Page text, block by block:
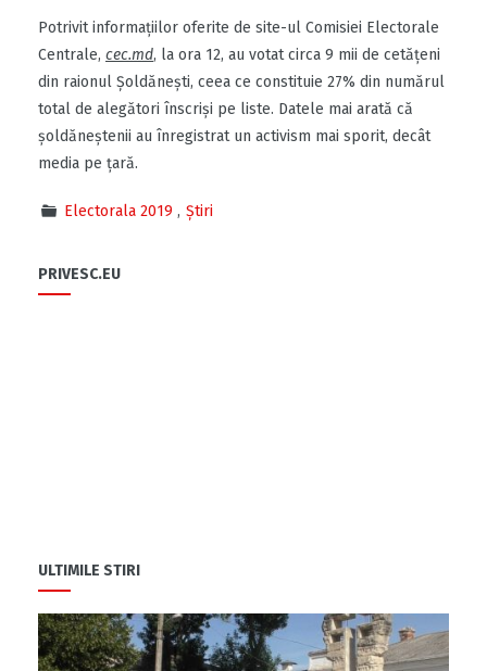
Potrivit informaţiilor oferite de site-ul Comisiei Electorale
Centrale, cec.md, la ora 12, au votat circa 9 mii de cetățeni
din raionul Șoldănești, ceea ce constituie 27% din numărul
total de alegători înscriși pe liste. Datele mai arată că
șoldăneștenii au înregistrat un activism mai sporit, decât
media pe ţară.
Electorala 2019 Știri
PRIVESC.EU
ULTIMILE STIRI